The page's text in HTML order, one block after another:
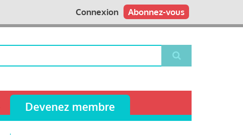
Abonnez-vous
Connexion
Devenez membre